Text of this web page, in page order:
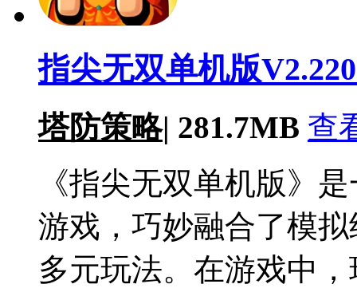
指尖无双单机版
塔防策略| 281.7MB 查
《指尖无双单机版》
游戏，巧妙融合了模
多元玩法。在游戏中